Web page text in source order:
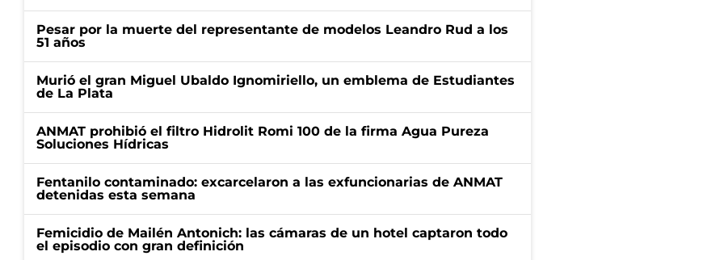
Pesar por la muerte del representante de modelos Leandro Rud a los
51 años
Murió el gran Miguel Ubaldo Ignomiriello, un emblema de Estudiantes
de La Plata
ANMAT prohibió el filtro Hidrolit Romi 100 de la firma Agua Pureza
Soluciones Hídricas
Fentanilo contaminado: excarcelaron a las exfuncionarias de ANMAT
detenidas esta semana
Femicidio de Mailén Antonich: las cámaras de un hotel captaron todo
el episodio con gran definición